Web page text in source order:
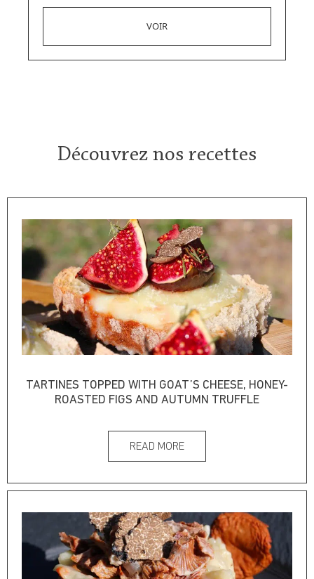
Découvrez nos recettes
TARTINES TOPPED WITH GOAT’S CHEESE, HONEY-
ROASTED FIGS AND AUTUMN TRUFFLE
READ MORE